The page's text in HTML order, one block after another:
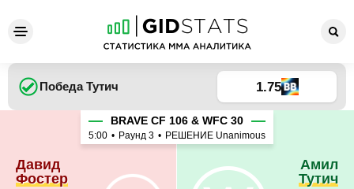
Давид Фостер - Амил Тутич
ПобедаТутич 1.75
Давид
Фостер
BRAVE CF 106 & WFC 30
5:00 • Раунд 3 • РЕШЕНИЕ Unanimous
Амил
Тутич